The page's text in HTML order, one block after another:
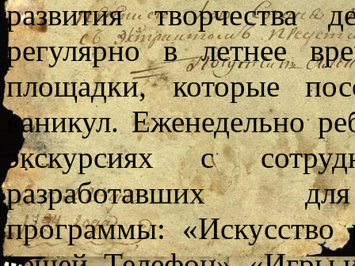
развития творчества
регулярно в летнее
площадки, которые
каникул. Еженедельно
экскурсиях с
разработавших
программы: «Искусство